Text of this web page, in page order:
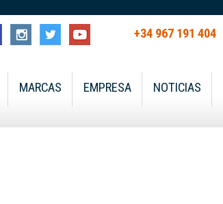
+34 967 191 404
MARCAS EMPRESA NOTICIAS